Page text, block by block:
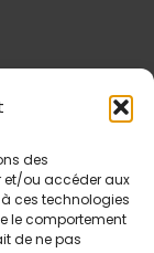
des
et/ou accéder aux
ces technologies
le comportement
de ne pas